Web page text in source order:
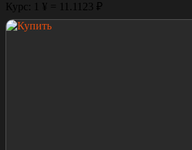
Курс: 1 ¥ = 11.1123 ₽